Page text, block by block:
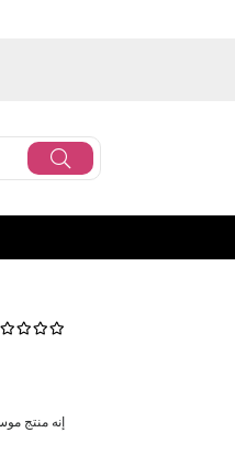
إنه منتج